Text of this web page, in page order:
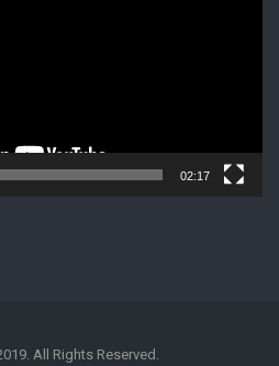
02:17
All Rights Reserved.